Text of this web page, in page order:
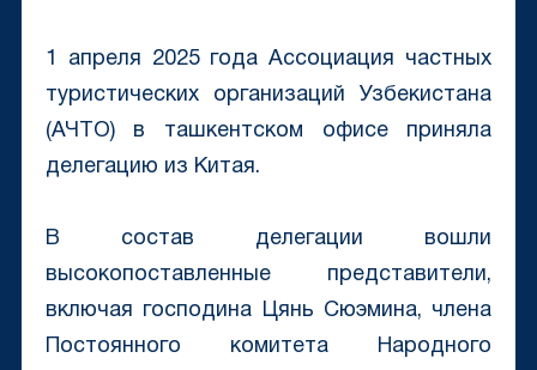
1 апреля 2025 года Ассоциация частных
туристических организаций Узбекистана
(АЧТО) в ташкентском офисе приняла
делегацию из Китая.
В состав делегации вошли
высокопоставленные представители,
включая господина Цянь Сюэмина, члена
Постоянного комитета Народного